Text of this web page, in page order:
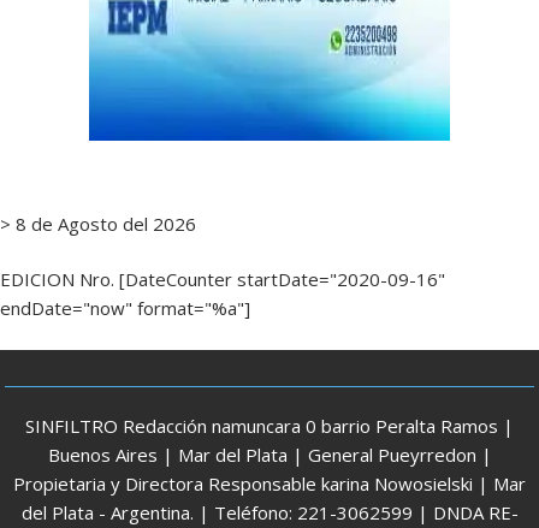
> 8 de Agosto del 2026
EDICION Nro. [DateCounter startDate="2020-09-16"
endDate="now" format="%a"]
SINFILTRO Redacción namuncara 0 barrio Peralta Ramos |
Buenos Aires | Mar del Plata | General Pueyrredon |
Propietaria y Directora Responsable karina Nowosielski | Mar
del Plata - Argentina. | Teléfono: 221-3062599 | DNDA RE-